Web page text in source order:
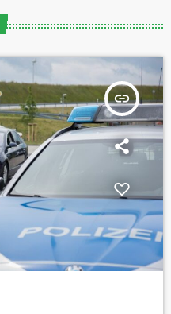
insert_link